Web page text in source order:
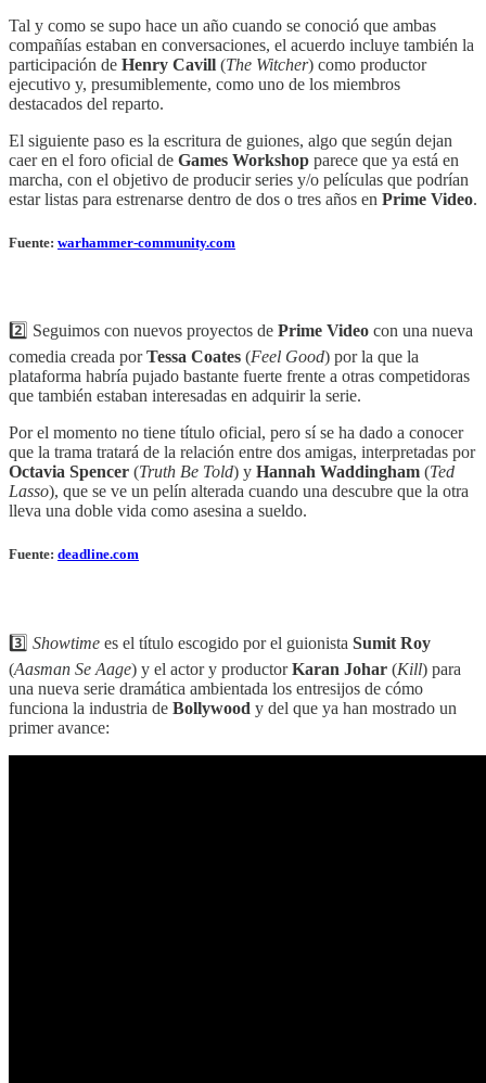
Tal y como se supo hace un año cuando se conoció que ambas
compañías estaban en conversaciones, el acuerdo incluye también la
participación de Henry Cavill (The Witcher) como productor
ejecutivo y, presumiblemente, como uno de los miembros
destacados del reparto.
El siguiente paso es la escritura de guiones, algo que según dejan
caer en el foro oficial de Games Workshop parece que ya está en
marcha, con el objetivo de producir series y/o películas que podrían
estar listas para estrenarse dentro de dos o tres años en Prime Video.
Fuente: warhammer-community.com
2️⃣ Seguimos con nuevos proyectos de Prime Video con una nueva
comedia creada porTessa Coates (Feel Good) por la que la
plataforma habría pujado bastante fuerte frente a otras competidoras
que también estaban interesadas en adquirir la serie.
Por el momento no tiene título oficial, pero sí se ha dado a conocer
que la trama tratará de la relación entre dos amigas, interpretadas por
Octavia Spencer (Truth Be Told) y Hannah Waddingham (Ted
Lasso), que se ve un pelín alterada cuando una descubre que la otra
lleva una doble vida como asesina a sueldo.
Fuente: deadline.com
3️⃣ Showtime es el título escogido por el guionista Sumit Roy
(Aasman Se Aage) y el actor y productorKaran Johar (Kill) para
una nueva serie dramática ambientada los entresijos de cómo
funciona la industria de Bollywood y del que ya han mostrado un
primer avance: